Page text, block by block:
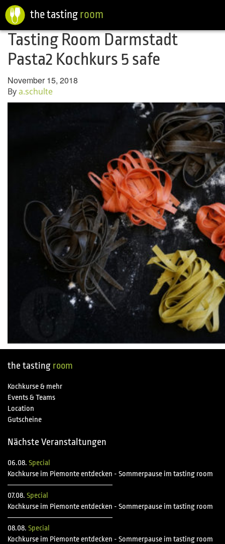
the tasting room
Tasting Room Darmstadt
Pasta2 Kochkurs 5 safe
November 15, 2018
Bya.schulte
the tasting room
Kochkurse & mehr
Events & Teams
Location
Gutscheine
Nächste Veranstaltungen
06.08. Special
Kochkurse im Piemonte entdecken - Sommerpause im tasting room
07.08. Special
Kochkurse im Piemonte entdecken - Sommerpause im tasting room
08.08. Special
Kochkurse im Piemonte entdecken - Sommerpause im tasting room